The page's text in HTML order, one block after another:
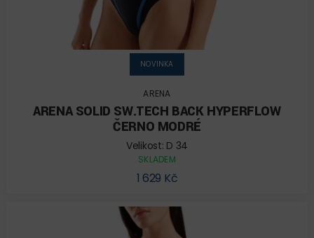
NOVINKA
ARENA
ARENA SOLID SW.TECH BACK HYPERFLOW
ČERNO MODRÉ
Velikost: D 34
SKLADEM
1 629 Kč